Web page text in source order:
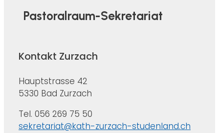
Pastoralraum-Sekretariat
Kontakt Zurzach
Hauptstrasse 42
5330 Bad Zurzach
Tel. 056 269 75 50
sekretariat@kath-zurzach-studenland.ch